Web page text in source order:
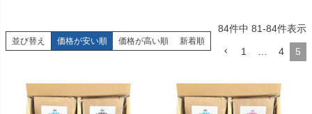
並び替え 価格が安い順 価格が高い順 新着順
84件中 81-84件表示
1 4 5